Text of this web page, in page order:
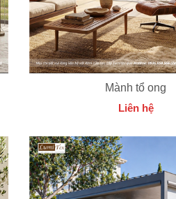
Mành tổ ong
Liên hệ